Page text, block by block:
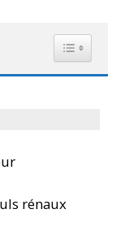
rénaux